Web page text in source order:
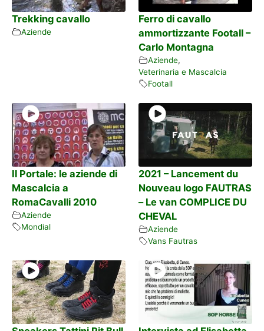
Trekking cavallo
Aziende
Ferro di cavallo
ammortizzante Footall –
Carlo Montagna
Aziende,
Veterinaria e Mascalcia
Footall
Il Portale: le aziende di
Mascalcia a
RomaCavalli 2010
Aziende
Mondial
2021 – Lancement du
Nouveau logo FAUTRAS
– Le van COMPLICE DU
CHEVAL
Aziende
Vans Fautras